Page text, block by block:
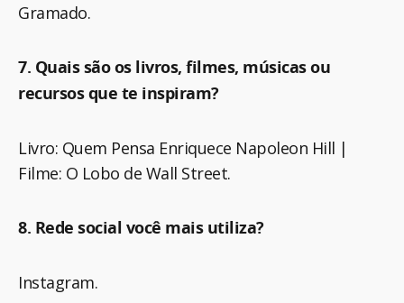
Gramado.
7. Quais são os livros, filmes, músicas ou
recursos que te inspiram?
Livro: Quem Pensa Enriquece Napoleon Hill |
Filme: O Lobo de Wall Street.
8. Rede social você mais utiliza?
Instagram.